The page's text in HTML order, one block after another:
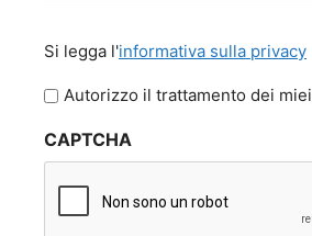
legga
l'informativa
privacy
Si legga l'informativa sulla privacy
Autorizzo il trattamento dei
CAPTCHA